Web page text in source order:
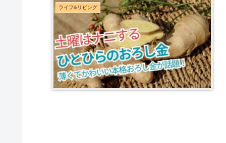
ライフ&リビング